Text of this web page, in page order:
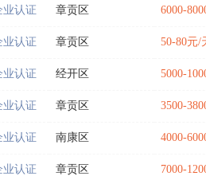
业认证 章贡区 6000-
业认证 章贡区 50-80元/
业认证 经开区 5000-
业认证 章贡区 3500-
业认证 南康区 4000-
业认证 章贡区 7000-